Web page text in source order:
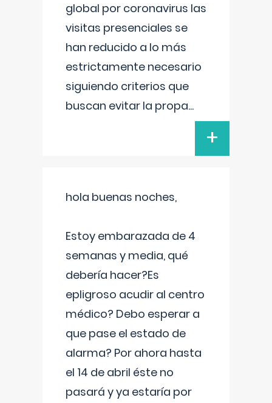
global por coronavirus las
visitas presenciales se
han reducido a lo más
estrictamente necesario
siguiendo criterios que
buscan evitar la propa...
+
hola buenas noches,
Estoy embarazada de 4
semanas y media, qué
debería hacer?Es
epligroso acudir al centro
médico? Debo esperar a
que pase el estado de
alarma? Por ahora hasta
el 14 de abril éste no
pasará y ya estaría por